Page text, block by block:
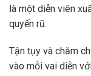
là một diễn viên
quyến rũ.
Tận tụy và chăm
vào mỗi vai diễn